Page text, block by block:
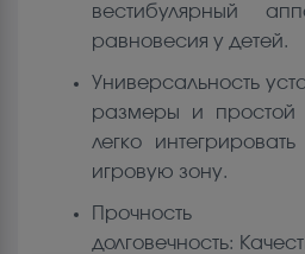
вестибулярный
равновесия у детей.
Универсальность
размеры и простой
легко
игровую зону.
долговечность: